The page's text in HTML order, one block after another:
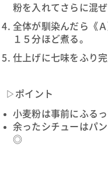
粉を入れてさらに混ぜ
全体が馴染んだら《
１５分ほど煮る。
仕上げに七味をふり完
▷ポイント
小麦粉は事前にふる
余ったシチューはパ
◎